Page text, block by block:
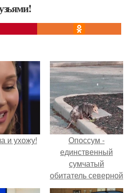
и ухожу!
Опоссум -
единственный
сумчатый
обитатель северной
америки.